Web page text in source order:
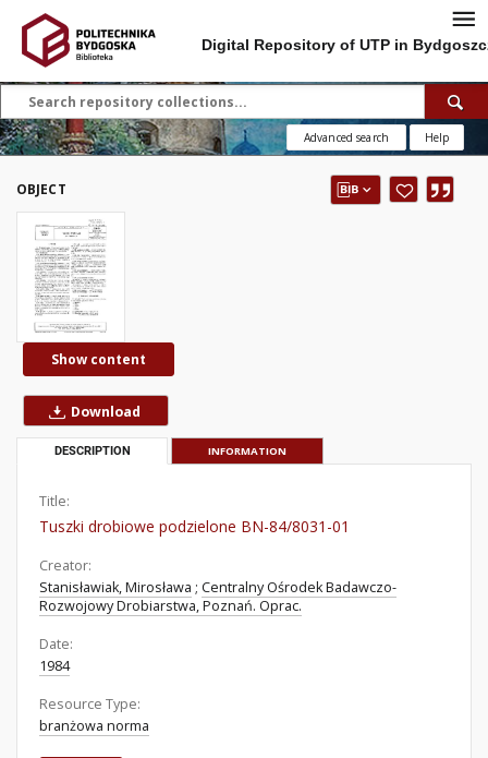
Digital Repository of UTP in
Advanced search Help
OBJECT
Show content
Download
DESCRIPTION INFORMATION
Title:
Tuszki drobiowe podzielone BN-84/8031-01
Creator:
Stanisławiak, Mirosława ; Centralny Ośrodek Badawczo-
Rozwojowy Drobiarstwa, Poznań. Oprac.
Date:
1984
Resource Type:
branżowa norma